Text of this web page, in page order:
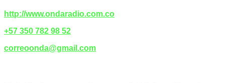
http://www.ondaradio.com.co
+57 350 782 98 52
correoonda@gmail.com